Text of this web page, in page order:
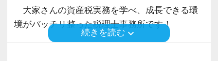
ありません。
お客様に対して、そして一緒に働く仲間に対し
て、真面目で前向きに、誠実に向き合える「人
週1回のチームミーティングでは、業務の進捗を
共有するだけでなく、「今困っていること」を
全員でクリアにしていきます。
大家さんの資産税実務を学べ、成長できる環
境がバッチリ整った税理士事務所です！
続きを読む keyboard_arrow_down